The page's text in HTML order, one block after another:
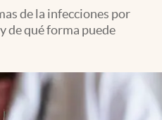
de la infecciones por
de qué forma puede